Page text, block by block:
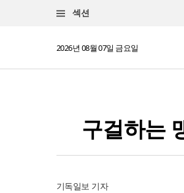
섹션
2026년 08월 07일 금요일
구걸하는
기독일보 기자